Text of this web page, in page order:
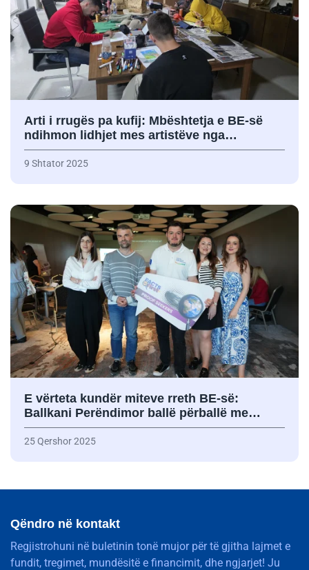
Arti i rrugës pa kufij: Mbështetja e BE-së
ndihmon lidhjet mes artistëve nga…
9 Shtator 2025
E vërteta kundër miteve rreth BE-së:
Ballkani Perëndimor ballë përballë me…
25 Qershor 2025
Qëndro në kontakt
Regjistrohuni në buletinin tonë mujor për të gjitha lajmet e
fundit, tregimet, mundësitë e financimit, dhe ngjarjet! Ju